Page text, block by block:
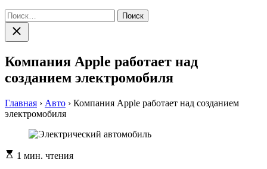
Найти:
Закрыть
поиск
Компания Apple работает над
созданием электромобиля
Главная › Авто › Компания Apple работает над созданием
электромобиля
Расчетное
1 мин. чтения